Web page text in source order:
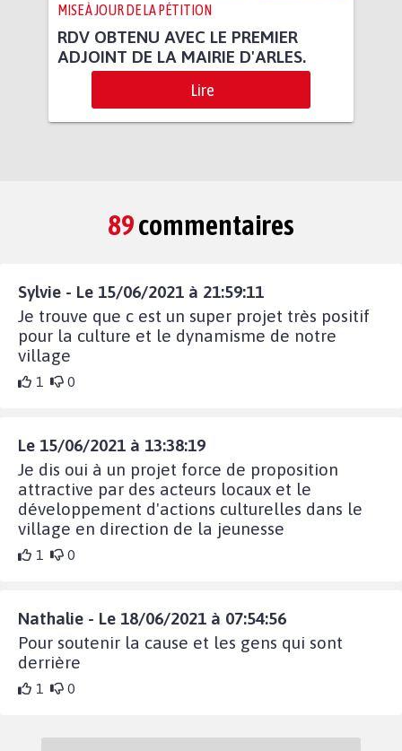
MISE À JOUR DE LA PÉTITION
RDV OBTENU AVEC LE PREMIER
ADJOINT DE LA MAIRIE D'ARLES.
Lire
89commentaires
Sylvie - Le 15/06/2021 à 21:59:11
Je trouve que c est un super projet très positif
pour la culture et le dynamisme de notre
village
1 0
Le 15/06/2021 à 13:38:19
Je dis oui à un projet force de proposition
attractive par des acteurs locaux et le
développement d'actions culturelles dans le
village en direction de la jeunesse
1 0
Nathalie - Le 18/06/2021 à 07:54:56
Pour soutenir la cause et les gens qui sont
derrière
1 0